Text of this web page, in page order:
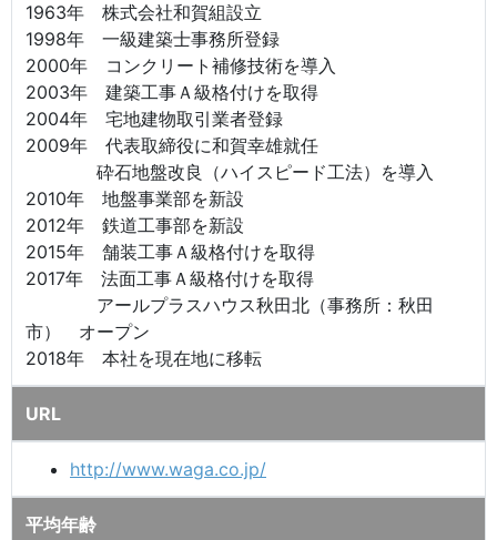
1963年 株式会社和賀組設立
1998年 一級建築士事務所登録
2000年 コンクリート補修技術を導入
2003年 建築工事Ａ級格付けを取得
2004年 宅地建物取引業者登録
2009年 代表取締役に和賀幸雄就任
砕石地盤改良（ハイスピード工法）を導入
2010年 地盤事業部を新設
2012年 鉄道工事部を新設
2015年 舗装工事Ａ級格付けを取得
2017年 法面工事Ａ級格付けを取得
アールプラスハウス秋田北（事務所：秋田
市） オープン
2018年 本社を現在地に移転
URL
http://www.waga.co.jp/
平均年齢